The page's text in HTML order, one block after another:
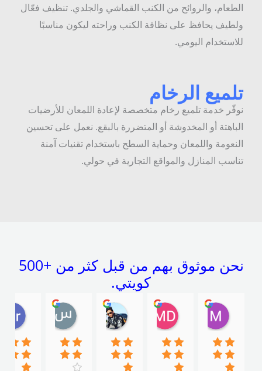
الطعام، والروائح من الكنب القماشي والجلدي. تنظيف فعّال
ولطيف يحافظ على نظافة الكنب وراحته ليكون مناسبًا
للاستخدام اليومي.
تلميع الرخام
نوفّر خدمة تلميع رخام متخصصة لإعادة اللمعان للأرضيات
الباهتة أو المخدوشة أو المتضررة بالبقع. نعمل على تحسين
النعومة واللمعان وحماية السطح باستخدام تقنيات آمنة
تناسب المنازل والمواقع التجارية في حولي.
نحن موثوق بهم من قبل كثر من +500
كويتي.
Mahmoud Zaafan
13:10 29 Oct 24
MD uddin
11:29 22 Oct 24
Ishq Mastan
18:01 03 Apr 24
سلامه سعيد ابو
19:21 03 Jun 22
16:44 30 Dec 20